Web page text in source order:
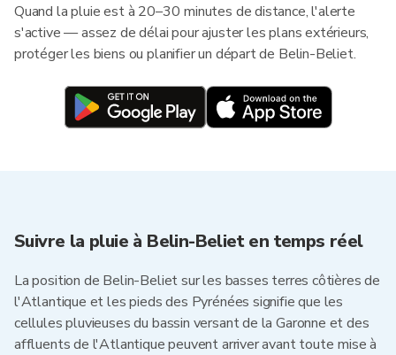
Quand la pluie est à 20–30 minutes de distance, l'alerte
s'active — assez de délai pour ajuster les plans extérieurs,
protéger les biens ou planifier un départ de Belin-Beliet.
Suivre la pluie à Belin-Beliet en temps réel
La position de Belin-Beliet sur les basses terres côtières de
l'Atlantique et les pieds des Pyrénées signifie que les
cellules pluvieuses du bassin versant de la Garonne et des
affluents de l'Atlantique peuvent arriver avant toute mise à